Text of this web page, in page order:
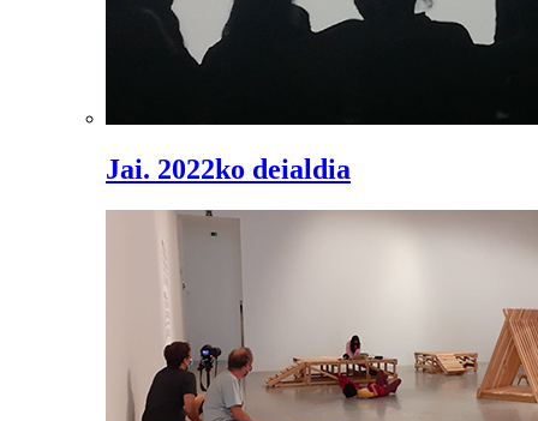
Jai. 2022ko deialdia